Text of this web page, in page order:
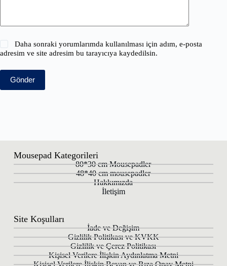
Daha sonraki yorumlarımda kullanılması için adım, e-posta
adresim ve site adresim bu tarayıcıya kaydedilsin.
Gönder
Mousepad Kategorileri
80*30 cm Mousepadler
48*40 cm mousepadler
Hakkımızda
İletişim
Site Koşulları
İade ve Değişim
Gizlilik Politikası ve KVKK
Gizlilik ve Çerez Politikası
Kişisel Verilere İlişkin Aydınlatma Metni
Kişisel Verilere İlişkin Beyan ve Rıza Onay Metni